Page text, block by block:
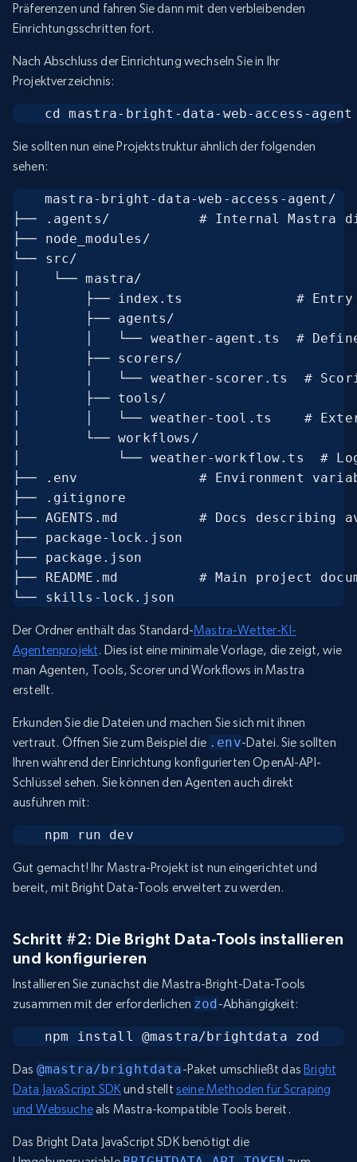
Präferenzen und fahren Sie dann mit den verbleibenden
Einrichtungsschritten fort.
Nach Abschluss der Einrichtung wechseln Sie in Ihr
Projektverzeichnis:
cd mastra-bright-data-web-access-agent
Sie sollten nun eine Projektstruktur ähnlich der folgenden
sehen:
mastra-bright-data-web-access-
├── .agents/           # Internal Mastra
├── node_modules/
└── src/
│    └── mastra/
│        ├── index.ts              # Entry
│        ├── agents/
│        │   └── weather-agent.ts  #
│        ├── scorers/
│        │   └── weather-scorer.ts  #
│        ├── tools/
│        │   └── weather-tool.ts    #
│        └── workflows/
│            └── weather-workflow.ts  #
├── .env               # Environment
├── .gitignore
├── AGENTS.md          # Docs describing
├── package-lock.json
├── package.json
├── README.md          # Main project
└── skills-lock.json
Der Ordner enthält das Standard-Mastra-Wetter-KI-
Agentenprojekt. Dies ist eine minimale Vorlage, die zeigt, wie
man Agenten, Tools, Scorer und Workflows in Mastra
erstellt.
Erkunden Sie die Dateien und machen Sie sich mit ihnen
vertraut. Öffnen Sie zum Beispiel die .env-Datei. Sie sollten
Ihren während der Einrichtung konfigurierten OpenAI-API-
Schlüssel sehen. Sie können den Agenten auch direkt
ausführen mit:
npm run dev
Gut gemacht! Ihr Mastra-Projekt ist nun eingerichtet und
bereit, mit Bright Data-Tools erweitert zu werden.
Schritt #2: Die Bright Data-Tools installieren
und konfigurieren
Installieren Sie zunächst die Mastra-Bright-Data-Tools
zusammen mit der erforderlichen zod -Abhängigkeit:
npm install @mastra/brightdata zod
Das @mastra/brightdata-Paket umschließt das Bright
Data JavaScript SDKund stellt seine Methoden für Scraping
und Websucheals Mastra-kompatible Tools bereit.
Das Bright Data JavaScript SDK benötigt die